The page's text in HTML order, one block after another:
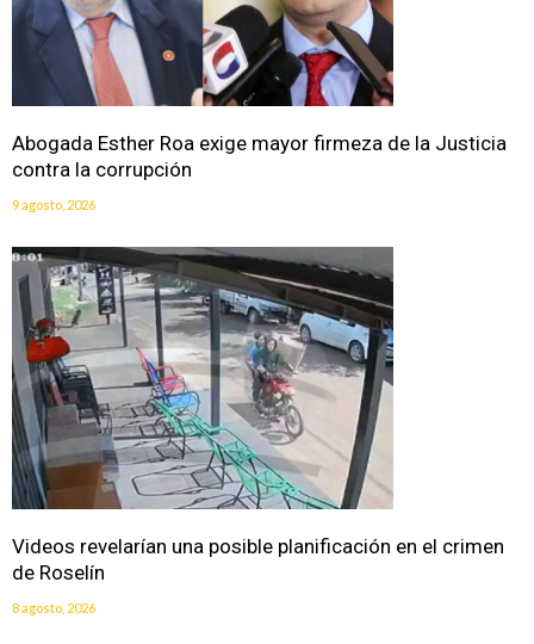
Abogada Esther Roa exige mayor firmeza de la Justicia
contra la corrupción
9 agosto, 2026
Videos revelarían una posible planificación en el crimen
de Roselín
8 agosto, 2026